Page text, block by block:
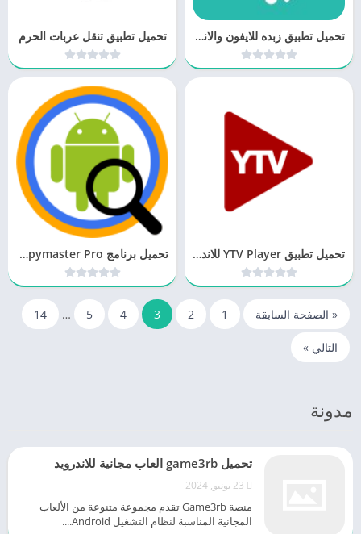
تحميل تطبيق زبده للايفون والاندرويد تحميل تطبيق تنقل عربات الحرم
تحميل تطبيق YTV Player للاندرويد آخر تحديث تحميل برنامج Spymaster Pro مجانا لَلاندرويد
« الصفحة السابقة 1
2
3
4
5
…
14
التالي »
مدونة
تحميل game3rb العاب مجانية للاندرويد
منصة Game3rb تقدم مجموعة متنوعة من الألعاب
المجانية المناسبة لنظام التشغيل Android....